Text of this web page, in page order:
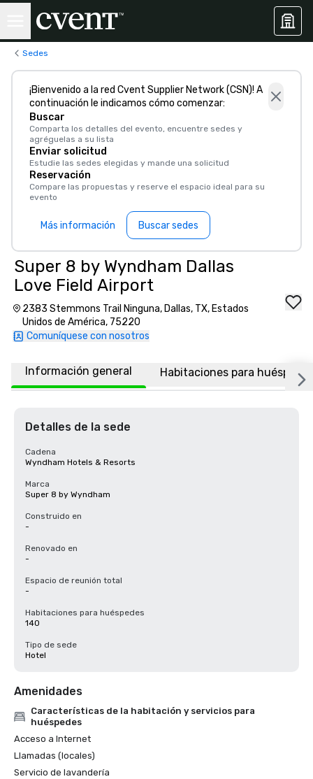
Sedes
¡Bienvenido a la red Cvent Supplier Network (CSN)! A
continuación le indicamos cómo comenzar:
Buscar
Comparta los detalles del evento, encuentre sedes y
agréguelas a su lista
Enviar solicitud
Estudie las sedes elegidas y mande una solicitud
Reservación
Compare las propuestas y reserve el espacio ideal para su
evento
Más información Buscar sedes
Super 8 by Wyndham Dallas
Love Field Airport
2383 Stemmons Trail Ninguna, Dallas, TX, Estados
Unidos de América, 75220
Comuníquese con nosotros
Información general Habitaciones para
Detalles de la sede
Cadena
Wyndham Hotels & Resorts
Marca
Super 8 by Wyndham
Construido en
-
Renovado en
-
Espacio de reunión total
-
Habitaciones para huéspedes
140
Tipo de sede
Hotel
Amenidades
Características de la habitación y servicios para
huéspedes
Acceso a Internet
Llamadas (locales)
Servicio de lavandería